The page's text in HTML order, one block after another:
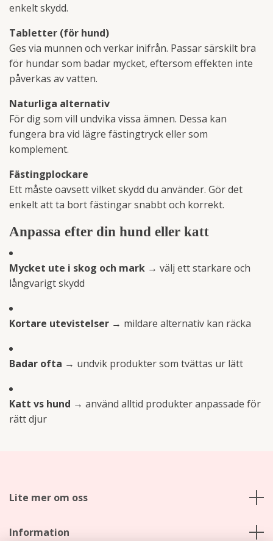
enkelt skydd.
Tabletter (för hund)
Ges via munnen och verkar inifrån. Passar särskilt bra
för hundar som badar mycket, eftersom effekten inte
påverkas av vatten.
Naturliga alternativ
För dig som vill undvika vissa ämnen. Dessa kan
fungera bra vid lägre fästingtryck eller som
komplement.
Fästingplockare
Ett måste oavsett vilket skydd du använder. Gör det
enkelt att ta bort fästingar snabbt och korrekt.
Anpassa efter din hund eller katt
Mycket ute i skog och mark → välj ett starkare och
långvarigt skydd
Kortare utevistelser → mildare alternativ kan räcka
Badar ofta → undvik produkter som tvättas ur lätt
Katt vs hund → använd alltid produkter anpassade för
rätt djur
Lite mer om oss
Information